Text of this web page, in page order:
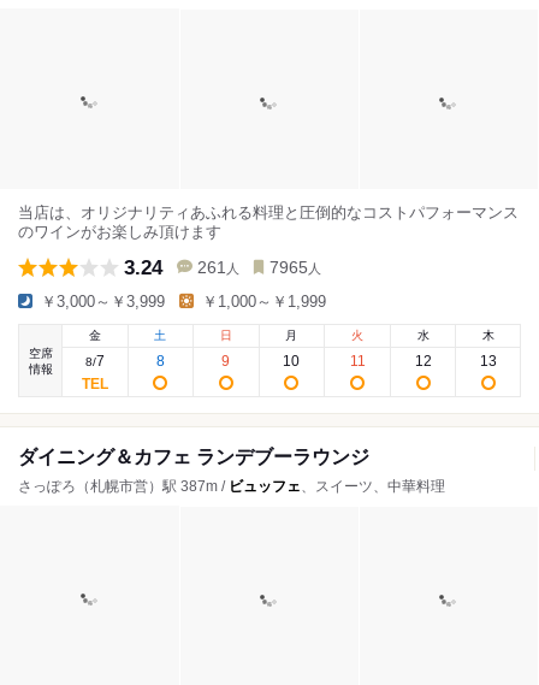
当店は、オリジナリティあふれる料理と圧倒的なコストパフォーマンス
のワインがお楽しみ頂けます
3.24 261 人 7965 人
￥3,000～￥3,999 ￥1,000～￥1,999
空席
情報
金
8/7
土
8
日
9
月
10
火
11
水
12
木
13
ダイニング＆カフェ ランデブーラウンジ
さっぽろ（札幌市営）駅 387m / ビュッフェ、スイーツ、中華料理